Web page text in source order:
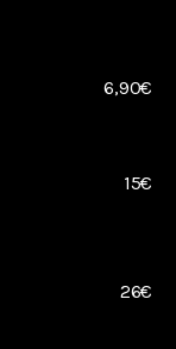
6,90€
15€
26€